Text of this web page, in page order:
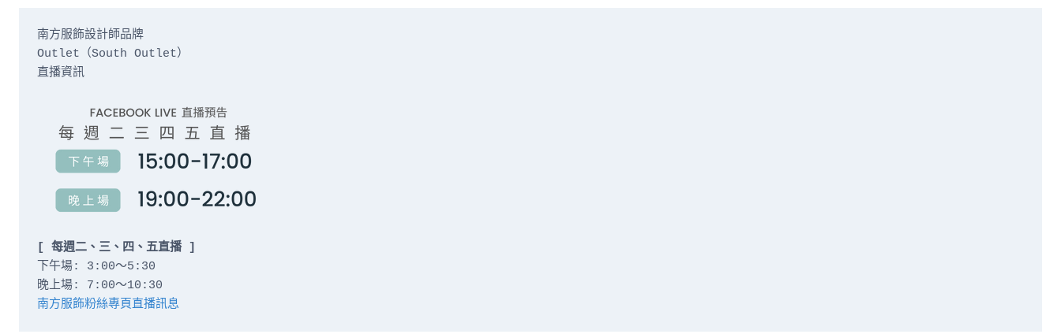
南方服飾設計師品牌
Outlet（South Outlet）
直播資訊
[ 每週二、三、四、五直播 ]
下午場: 3:00～5:30
南方服飾粉絲專頁直播訊息